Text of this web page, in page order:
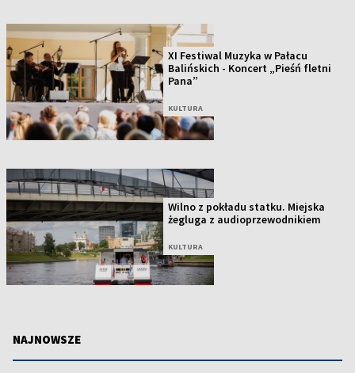
XI Festiwal Muzyka w Pałacu
Balińskich - Koncert „Pieśń fletni
Pana”
KULTURA
Wilno z pokładu statku. Miejska
żegluga z audioprzewodnikiem
KULTURA
NAJNOWSZE